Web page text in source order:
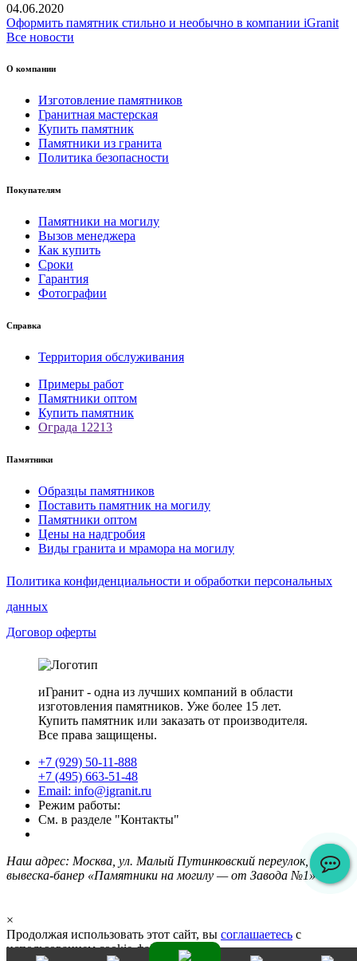
04.06.2020
Оформить памятник стильно и необычно в компании iGranit
Все новости
О компании
Изготовление памятников
Гранитная мастерская
Купить памятник
Памятники из гранита
Политика безопасности
Покупателям
Памятники на могилу
Вызов менеджера
Как купить
Сроки
Гарантия
Фотографии
Справка
Территория обслуживания
Примеры работ
Памятники оптом
Купить памятник
Ограда 12213
Памятники
Образцы памятников
Поставить памятник на могилу
Памятники оптом
Цены на надгробия
Виды гранита и мрамора на могилу
Политика конфиденциальности и обработки персональных
данных
Договор оферты
иГранит - одна из лучших компаний в области
изготовления памятников. Уже более 15 лет.
Купить памятник или заказать от производителя.
Все права защищены.
+7 (929) 50-11-888
+7 (495) 663-51-48
Email: info@igranit.ru
Режим работы:
См. в разделе "Контакты"
Наш адрес: Москва, ул. Малый Путинковский переулок, 1/2,
вывеска-банер «Памятники на могилу — от Завода №1»
×
Продолжая использовать этот сайт, вы соглашаетесь с
использованием cookie-файлов.